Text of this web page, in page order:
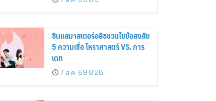
ซินแสมาสเตอร์อลิซชวนไขข้อสงสัย
5 ความเชื่อ โหราศาสตร์ VS. การ
เดท
7 ส.ค. 69 8:26